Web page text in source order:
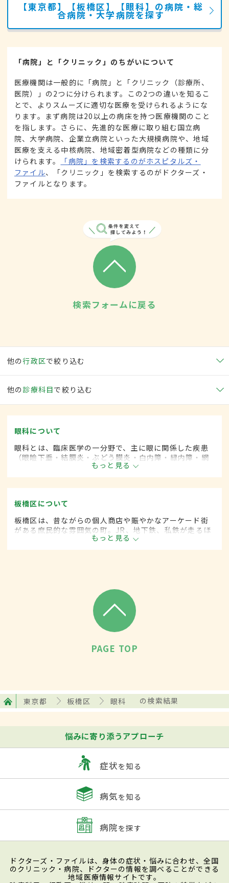
【東京都】【板橋区】【眼科】の病院・総
合病院・大学病院を探す
「病院」と「クリニック」のちがいについて
医療機関は一般的に「病院」と「クリニック（診療所、
医院）」の2つに分けられます。この2つの違いを知るこ
とで、よりスムーズに適切な医療を受けられるようにな
ります。まず病院は20以上の病床を持つ医療機関のこと
を指します。さらに、先進的な医療に取り組む国立病
院、大学病院、企業立病院といった大規模病院や、地域
医療を支える中核病院、地域密着型病院などの種類に分
けられます。
「病院」を検索するのがホスピタルズ・
ファイル、「クリニック」を検索するのがドクターズ・
ファイルとなります。
検索フォームに戻る
他の行政区で絞り込む
他の 診療科目で絞り込む
眼科について
眼科とは、臨床医学の一分野で、主に眼に関係した疾患
（眼瞼下垂・結膜炎・ぶどう膜炎・白内障・緑内障・網
膜剥離など）を専門的に取り扱います。
もっと見る
板橋区について
板橋区は、昔ながらの個人商店や賑やかなアーケード街
がある庶民的な雰囲気の町。JR、地下鉄、私鉄が走るほ
か首都高速池袋線も通り、通勤・通学の便利さも魅力。8
月には荒川河川敷で花火大会が催される。
もっと見る
PAGE TOP
東京都 板橋区 眼科 の検索結果
悩みに寄り添うアプローチ
症状を知る
病気を知る
病院を探す
ドクターズ・ファイルは、身体の症状・悩みに合わせ、全国
のクリニック・病院、ドクターの情報を調べることができる
地域医療情報サイトです。